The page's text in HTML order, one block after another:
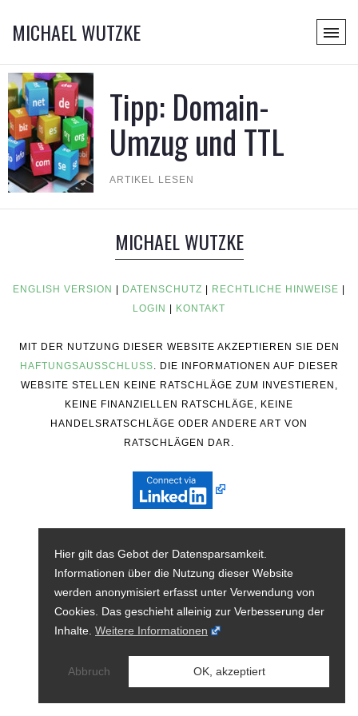
MICHAEL WUTZKE
Tipp: Domain-
Umzug und TTL
ARTIKEL LESEN
MICHAEL WUTZKE
ENGLISH VERSION DATENSCHUTZ RECHTLICHE HINWEISE
LOGIN
KONTAKT
MIT DER NUTZUNG DIESER WEBSITE AKZEPTIEREN SIE DEN
HAFTUNGSAUSSCHLUSS. DIE INFORMATIONEN AUF DIESER
WEBSITE STELLEN KEINE RATSCHLÄGE ZUM INVESTIEREN,
KEINE FINANZIELLEN RATSCHLÄGE, KEINE
HANDELSRATSCHLÄGE ODER ANDERE ART VON
RATSCHLÄGEN DAR.
Hier gilt das Gebot der Datensparsamkeit.
Informationen über die Nutzung dieser Website
werden anonymisiert erfasst unter Verwendung von
Cookies. Das geschieht alleinig zur Verbesserung der
Inhalte. Weitere Informationen
Abbruch OK, akzeptiert